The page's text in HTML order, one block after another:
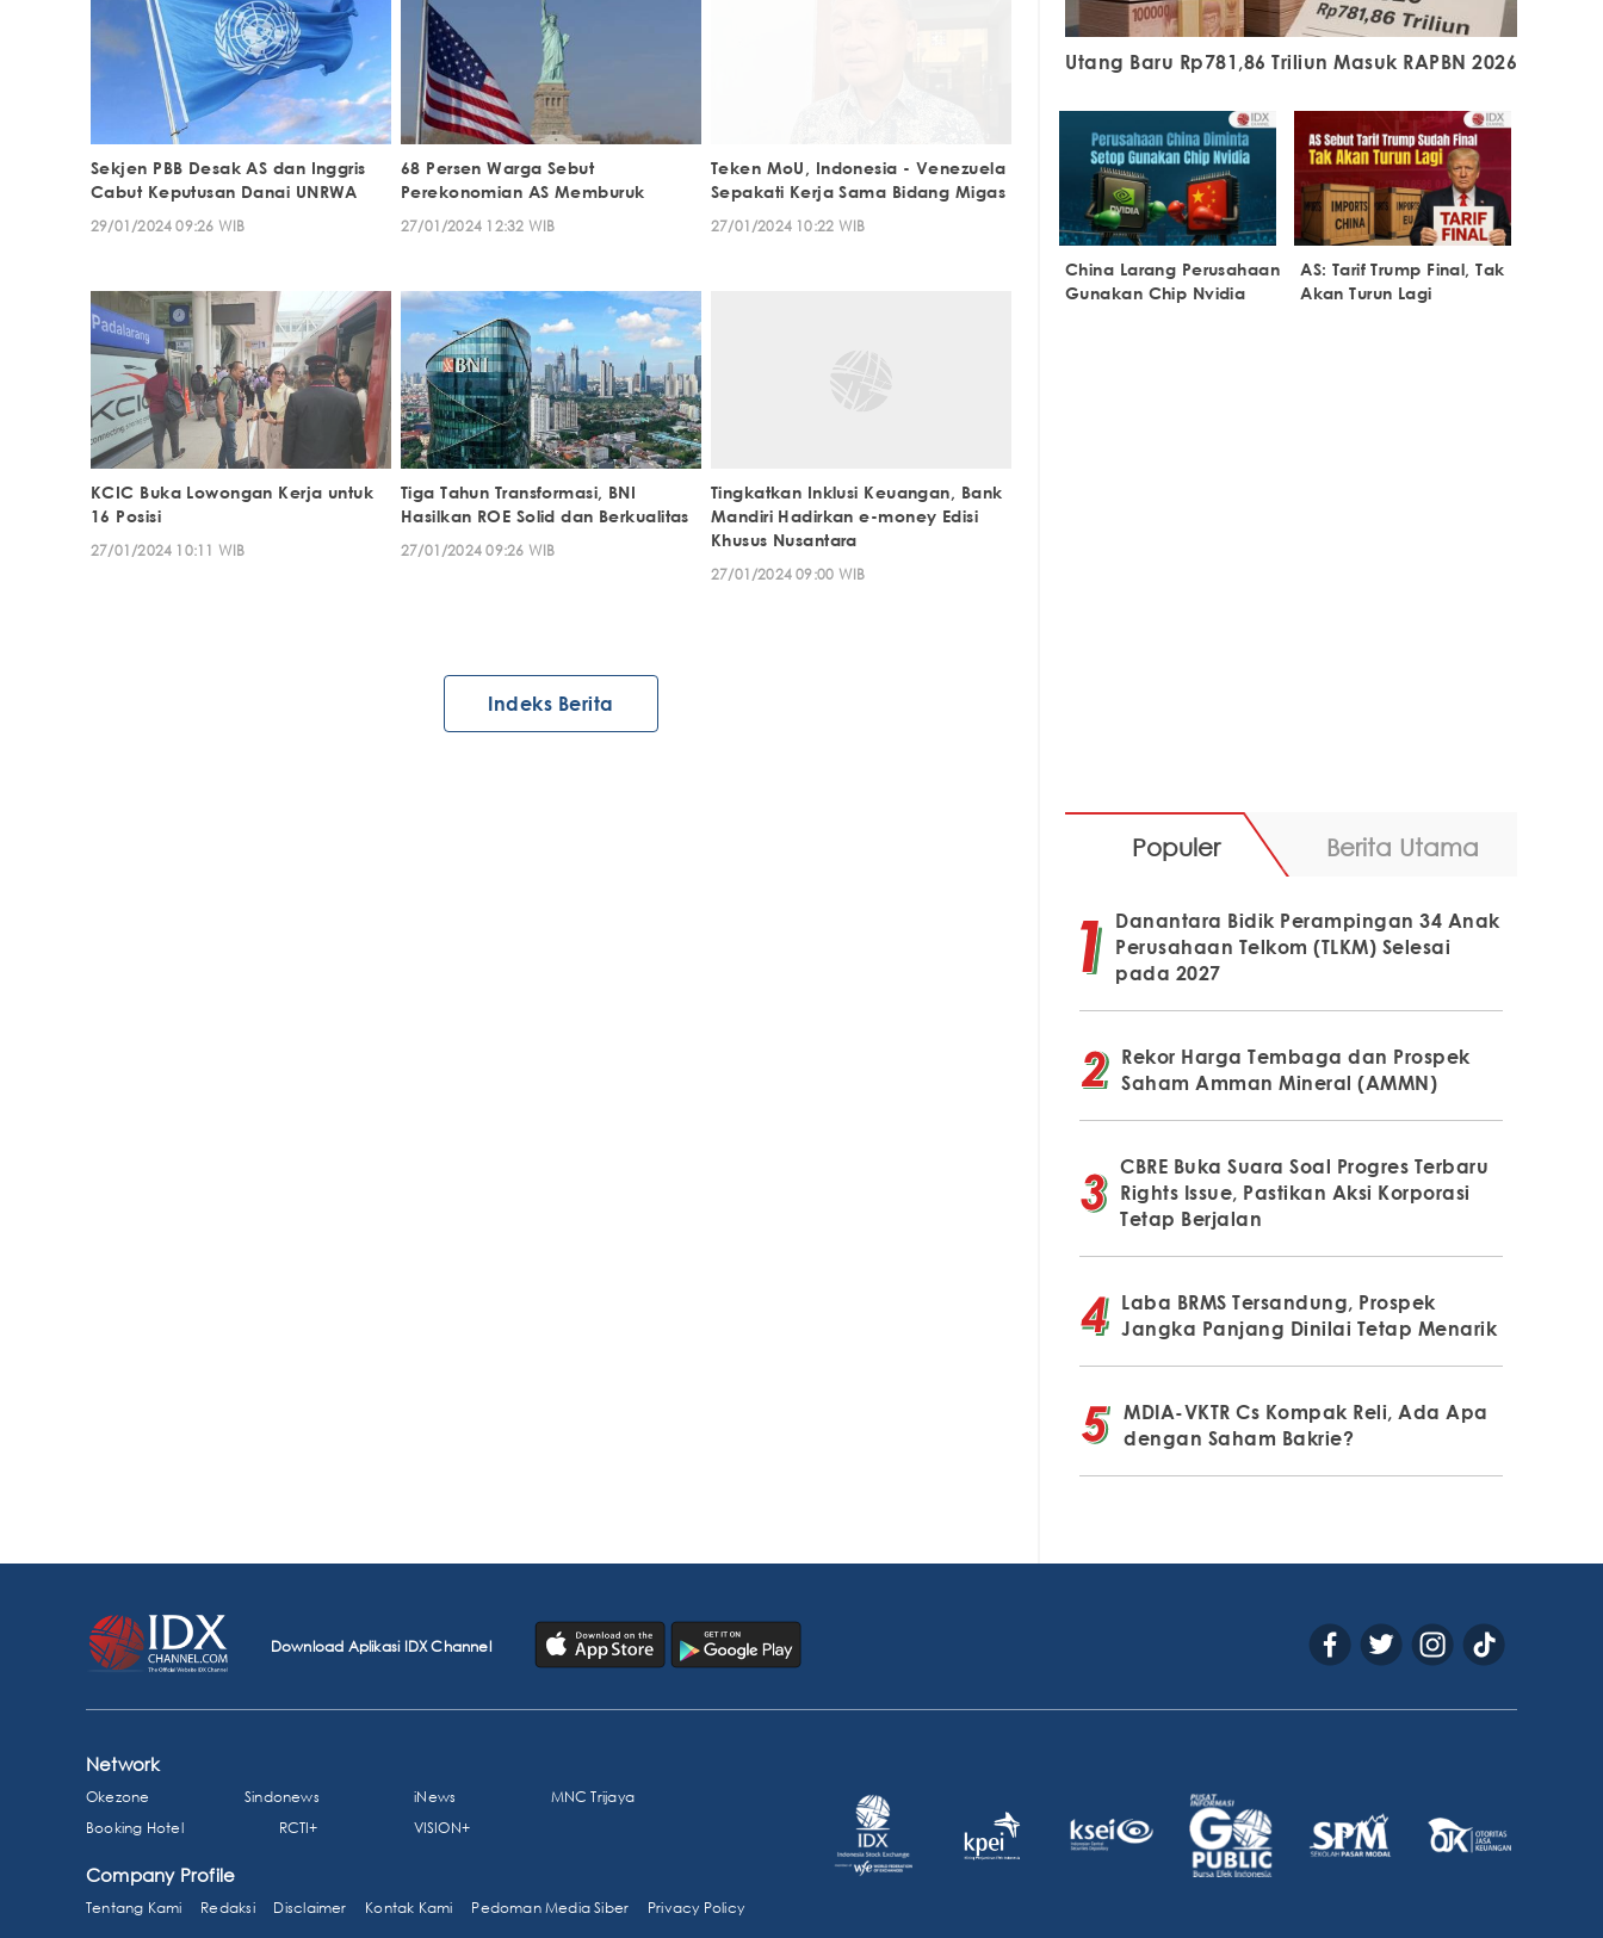
Sekjen PBB Desak AS dan Inggris
Cabut Keputusan Danai UNRWA
29/01/2024 09:26 WIB
68 Persen Warga Sebut
Perekonomian AS Memburuk
27/01/2024 12:32 WIB
Teken MoU, Indonesia - Venezuela
Sepakati Kerja Sama Bidang Migas
27/01/2024 10:22 WIB
KCIC Buka Lowongan Kerja untuk
16 Posisi
27/01/2024 10:11 WIB
Tiga Tahun Transformasi, BNI
Hasilkan ROE Solid dan Berkualitas
27/01/2024 09:26 WIB
Tingkatkan Inklusi Keuangan, Bank
Mandiri Hadirkan e-money Edisi
Khusus Nusantara
27/01/2024 09:00 WIB
Indeks Berita
Utang Baru Rp781,86 Triliun Masuk RAPBN 2026
China Larang Perusahaan
Gunakan Chip Nvidia
AS: Tarif Trump Final, Tak
Akan Turun Lagi
Populer Berita Utama
Danantara Bidik Perampingan 34 Anak
Perusahaan Telkom (TLKM) Selesai
pada 2027
Rekor Harga Tembaga dan Prospek
Saham Amman Mineral (AMMN)
CBRE Buka Suara Soal Progres Terbaru
Rights Issue, Pastikan Aksi Korporasi
Tetap Berjalan
Laba BRMS Tersandung, Prospek
Jangka Panjang Dinilai Tetap Menarik
MDIA-VKTR Cs Kompak Reli, Ada Apa
dengan Saham Bakrie?
Download Aplikasi IDX Channel
Network
Okezone Sindonews iNews
MNC Trijaya
Booking Hotel
RCTI+ VISION+
Company Profile
Tentang Kami Redaksi Disclaimer Kontak Kami Pedoman Media Siber Privacy Policy